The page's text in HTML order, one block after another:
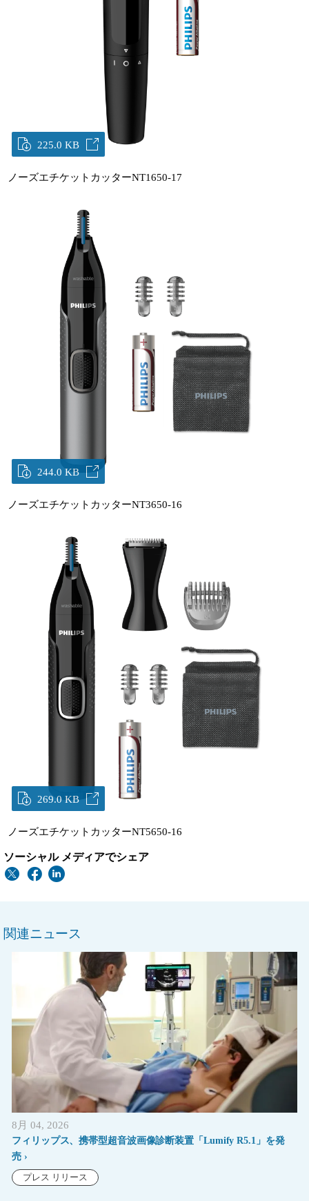
225.0 KB
ノーズエチケットカッターNT1650-17
244.0 KB
ノーズエチケットカッターNT3650-16
269.0 KB
ノーズエチケットカッターNT5650-16
ソーシャル メディアでシェア
関連ニュース
8月 04, 2026
フィリップス、携帯型超音波画像診断装置「Lumify R5.1」を発
売
プレス リリース